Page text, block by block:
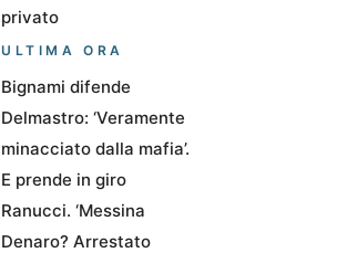
privato
ULTIMA ORA
Bignami difende
Delmastro: ‘Veramente
minacciato dalla mafia’.
E prende in giro
Ranucci. ‘Messina
Denaro? Arrestato